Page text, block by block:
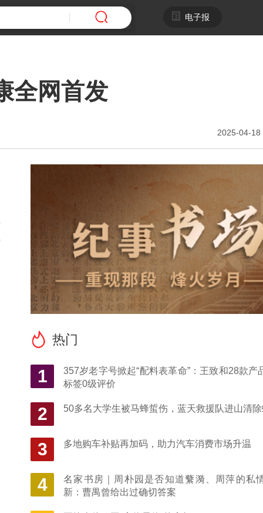
电子报
全网首发
2025-04-18
热门
1
357岁老字号掀起“配料表革命”：王致和28款产
标签0级评价
2 50多名大学生被马蜂蜇伤，蓝天救援队进山清
3 多地购车补贴再加码，助力汽车消费市场升温
4
名家书房｜周朴园是否知道蘩漪、周萍的私
新：曹禺曾给出过确切答案